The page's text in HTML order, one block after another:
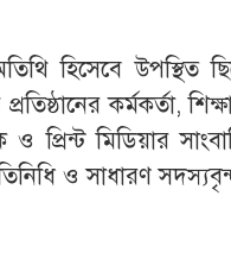
হিসেবে উপস্থিত
কর্মকর্তা,
প্রিন্ট মিডিয়ার
ও সাধারণ